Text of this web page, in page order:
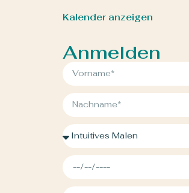
Kalender anzeigen
Anmelden